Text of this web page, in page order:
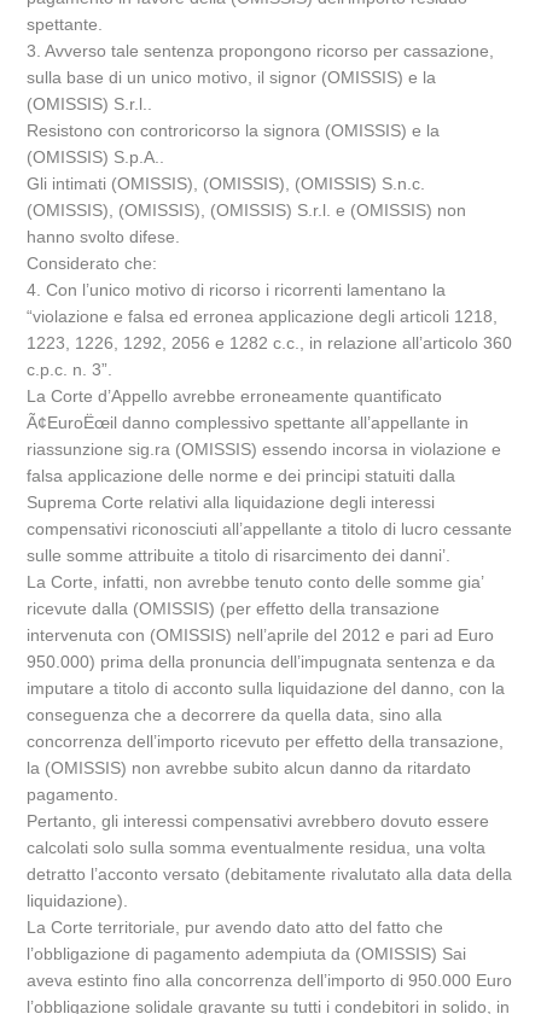
spettante.
3. Avverso tale sentenza propongono ricorso per cassazione,
sulla base di un unico motivo, il signor (OMISSIS) e la
(OMISSIS) S.r.l..
Resistono con controricorso la signora (OMISSIS) e la
(OMISSIS) S.p.A..
Gli intimati (OMISSIS), (OMISSIS), (OMISSIS) S.n.c.
(OMISSIS), (OMISSIS), (OMISSIS) S.r.l. e (OMISSIS) non
hanno svolto difese.
Considerato che:
4. Con l’unico motivo di ricorso i ricorrenti lamentano la
“violazione e falsa ed erronea applicazione degli articoli 1218,
1223, 1226, 1292, 2056 e 1282 c.c., in relazione all’articolo 360
c.p.c. n. 3”.
La Corte d’Appello avrebbe erroneamente quantificato
Ã¢EuroËœil danno complessivo spettante all’appellante in
riassunzione sig.ra (OMISSIS) essendo incorsa in violazione e
falsa applicazione delle norme e dei principi statuiti dalla
Suprema Corte relativi alla liquidazione degli interessi
compensativi riconosciuti all’appellante a titolo di lucro cessante
sulle somme attribuite a titolo di risarcimento dei danni’.
La Corte, infatti, non avrebbe tenuto conto delle somme gia’
ricevute dalla (OMISSIS) (per effetto della transazione
intervenuta con (OMISSIS) nell’aprile del 2012 e pari ad Euro
950.000) prima della pronuncia dell’impugnata sentenza e da
imputare a titolo di acconto sulla liquidazione del danno, con la
conseguenza che a decorrere da quella data, sino alla
concorrenza dell’importo ricevuto per effetto della transazione,
la (OMISSIS) non avrebbe subito alcun danno da ritardato
pagamento.
Pertanto, gli interessi compensativi avrebbero dovuto essere
calcolati solo sulla somma eventualmente residua, una volta
detratto l’acconto versato (debitamente rivalutato alla data della
liquidazione).
La Corte territoriale, pur avendo dato atto del fatto che
l’obbligazione di pagamento adempiuta da (OMISSIS) Sai
aveva estinto fino alla concorrenza dell’importo di 950.000 Euro
l’obbligazione solidale gravante su tutti i condebitori in solido, in